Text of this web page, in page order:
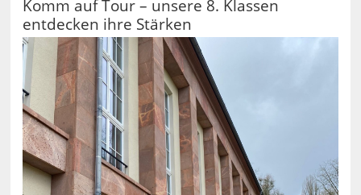
Komm auf Tour – unsere 8. Klassen
entdecken ihre Stärken